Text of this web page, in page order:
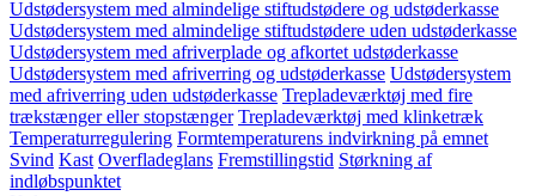
Udstødersystem med almindelige stiftudstødere og udstøderkasse
Udstødersystem med almindelige stiftudstødere uden udstøderkasse
Udstødersystem med afriverplade og afkortet udstøderkasse
Udstødersystem med afriverring og udstøderkasse Udstødersystem
med afriverring uden udstøderkasse Trepladeværktøj med fire
trækstænger eller stopstænger Trepladeværktøj med klinketræk
Temperaturregulering Formtemperaturens indvirkning på emnet
Svind Kast Overfladeglans Fremstillingstid Størkning af
indløbspunktet